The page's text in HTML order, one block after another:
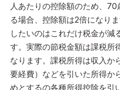
人あたりの控除額のため、
る場合、控除額は2倍になり
したいのはこれだけ税金が減
す。実際の節税金額は課税所
なります。課税所得は収入か
要経費）などを引いた所得か
めとするの各種所得控除を引